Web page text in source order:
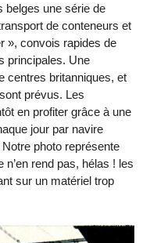
belges une série de
de conteneurs et
», convois rapides de
principales. Une
centres britanniques, et
prévus. Les
en profiter grâce à une
jour par navire
photo représente
rend pas, hélas ! les
sur un matériel trop